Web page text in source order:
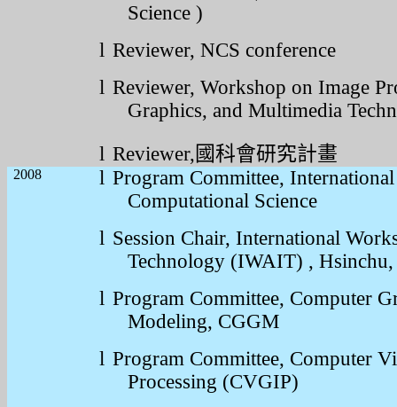
Science )
l Reviewer, NCS conference
l Reviewer, Workshop on Image
Graphics, and Multimedia
l Reviewer, 國科會研究計畫
2008 l Program Committee,
Computational Science
l Session Chair, International
Technology (IWAIT) , Hsinchu,
l Program Committee, Computer
Modeling, CGGM
l Program Committee, Computer
Processing (CVGIP)